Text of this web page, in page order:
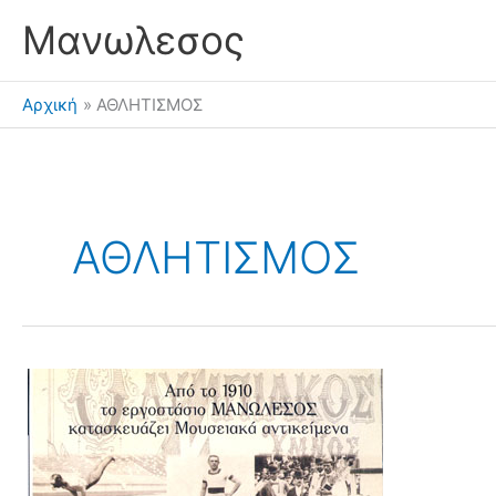
Μανωλεσος
Αρχική ΑΘΛΗΤΙΣΜΟΣ
ΑΘΛΗΤΙΣΜΟΣ
Μουσειακά
αντικείμενα
για
τον
αθλητισμό